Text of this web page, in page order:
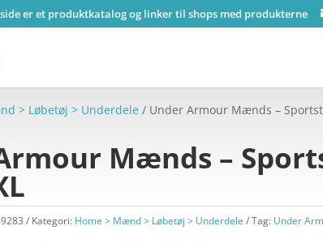
side er et produktkatalog og linker til shops med produkterne
> Løbetøj > Underdele / Under Armour Mænds –
Mænds –
Kategori: Home > Mænd > Løbetøj > Underdele Tag: Under